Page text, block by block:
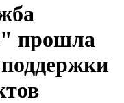
прошла